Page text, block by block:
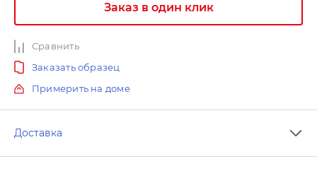
Заказ в один клик
Сравнить
Заказать образец
Примерить на доме
Доставка